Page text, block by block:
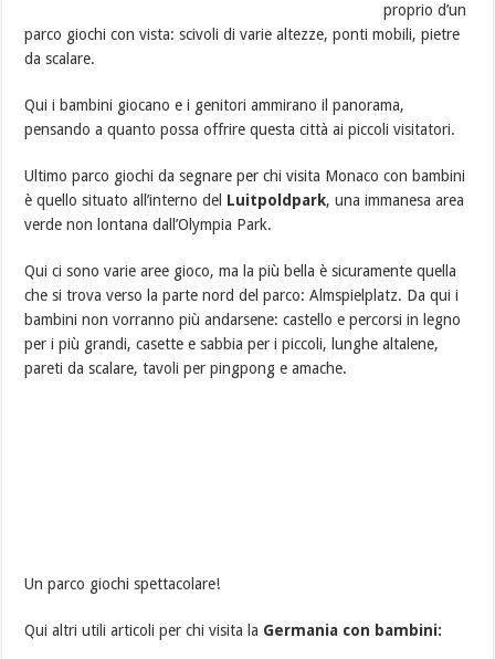
proprio d’un
parco giochi con vista: scivoli di varie altezze, ponti mobili, pietre
da scalare.
Qui i bambini giocano e i genitori ammirano il panorama,
pensando a quanto possa offrire questa città ai piccoli visitatori.
Ultimo parco giochi da segnare per chi visita Monaco con bambini
è quello situato all’interno del Luitpoldpark, una immanesa area
verde non lontana dall’Olympia Park.
Qui ci sono varie aree gioco, ma la più bella è sicuramente quella
che si trova verso la parte nord del parco: Almspielplatz. Da qui i
bambini non vorranno più andarsene: castello e percorsi in legno
per i più grandi, casette e sabbia per i piccoli, lunghe altalene,
pareti da scalare, tavoli per pingpong e amache.
Un parco giochi spettacolare!
Qui altri utili articoli per chi visita la Germania con bambini: